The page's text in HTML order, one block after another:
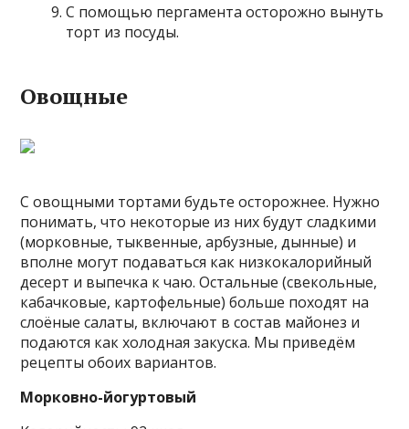
С помощью пергамента осторожно вынуть
торт из посуды.
Овощные
С овощными тортами будьте осторожнее. Нужно
понимать, что некоторые из них будут сладкими
(морковные, тыквенные, арбузные, дынные) и
вполне могут подаваться как низкокалорийный
десерт и выпечка к чаю. Остальные (свекольные,
кабачковые, картофельные) больше походят на
слоёные салаты, включают в состав майонез и
подаются как холодная закуска. Мы приведём
рецепты обоих вариантов.
Морковно-йогуртовый